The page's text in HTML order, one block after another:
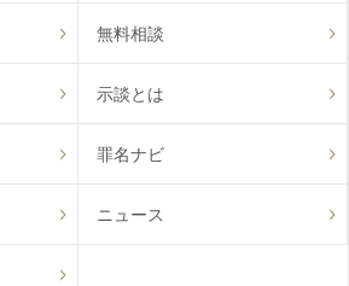
無料相談
示談とは
罪名ナビ
ニュース